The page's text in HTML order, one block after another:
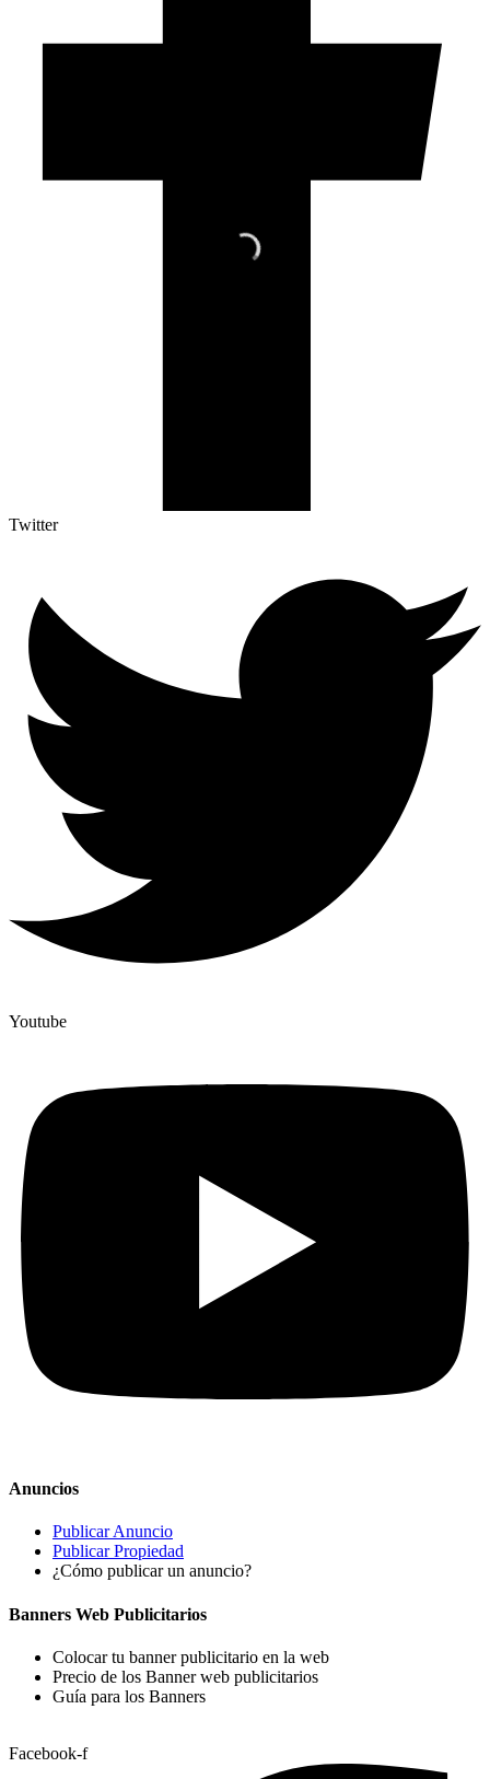
Twitter
Youtube
Anuncios
Publicar Anuncio
Publicar Propiedad
¿Cómo publicar un anuncio?
Banners Web Publicitarios
Colocar tu banner publicitario en la web
Precio de los Banner web publicitarios
Guía para los Banners
Facebook-f